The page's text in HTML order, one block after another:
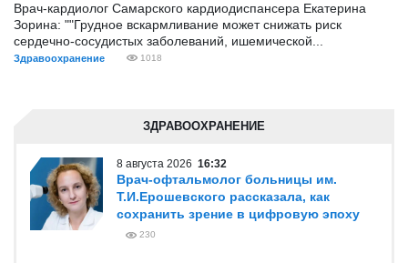
Врач-кардиолог Самарского кардиодиспансера Екатерина
Зорина: ""Грудное вскармливание может снижать риск
сердечно-сосудистых заболеваний, ишемической...
Здравоохранение 1018
ЗДРАВООХРАНЕНИЕ
8 августа 2026 16:32
Врач-офтальмолог больницы им.
Т.И.Ерошевского рассказала, как
сохранить зрение в цифровую эпоху
230